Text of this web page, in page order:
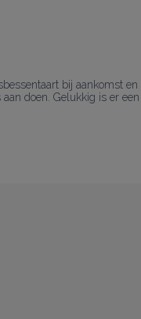
bij aankomst
doen. Gelukkig is er